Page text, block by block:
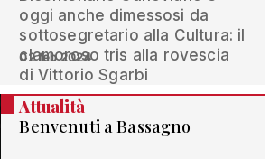
oggi anche dimessosi da
sottosegretario alla Cultura: il
clamoroso tris alla rovescia
di Vittorio Sgarbi
02 feb 2024
Attualità
Benvenuti a Bassagno